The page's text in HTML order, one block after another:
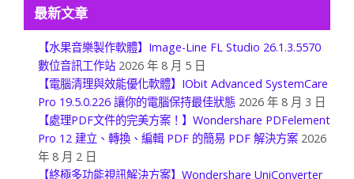
最新文章
【水果音樂製作軟體】Image-Line FL Studio 26.1.3.5570
數位音訊工作站 2026 年 8 月 5 日
【電腦清理與效能優化軟體】IObit Advanced SystemCare
Pro 19.5.0.226 讓你的電腦保持最佳狀態 2026 年 8 月 3 日
【處理PDF文件的完美方案！】Wondershare PDFelement
Pro 12 建立、轉換、編輯 PDF 的簡易 PDF 解決方案 2026
年 8 月 2 日
【終極多功能視訊解決方案】Wondershare UniConverter